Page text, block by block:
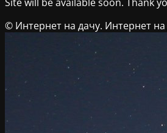
© Интернет на дачу. Интернет